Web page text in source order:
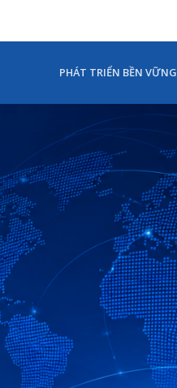
PHÁT TRIỂN BỀN VỮNG